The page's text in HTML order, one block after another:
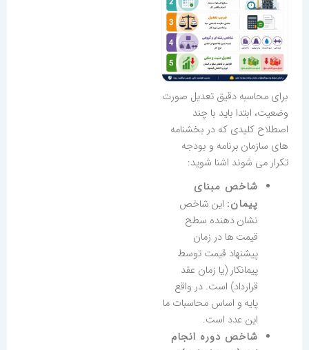
برای محاسبه دقیق تعدیل صورت
وضعیت، ابتدا باید با چند
اصطلاح کلیدی که در بخشنامه
های سازمان برنامه و بودجه
تکرار می شوند اشنا شوید:
شاخص مبنای
پیمان: این شاخص
نشان دهنده سطح
قیمت ها در زمان
پیشنهاد قیمت توسط
پیمانکار (یا زمان عقد
قرارداد) است. در واقع
پایه و اساس محاسبات ما
این عدد است.
شاخص دوره انجام